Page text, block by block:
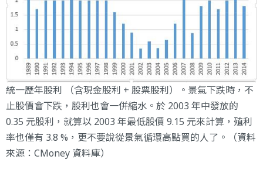
統一歷年股利 （含現金股利 + 股票股利）。景氣下跌時，不
止股價會下跌，股利也會一併縮水。於 2003 年中發放的
0.35 元股利，就算以 2003 年最低股價 9.15 元來計算，殖利
率也僅有 3.8 %，更不要說從景氣循環高點買的人了。（資料
來源：CMoney 資料庫）